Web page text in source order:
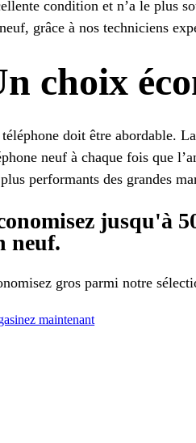
condition et n’a le plus
grâce à nos techniciens
choix
doit être abordable.
neuf à chaque fois que
performants des grandes
jusqu'à
neuf.
gros parmi notre
maintenant